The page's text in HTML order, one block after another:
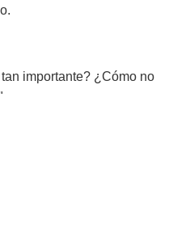
importante? ¿Cómo no